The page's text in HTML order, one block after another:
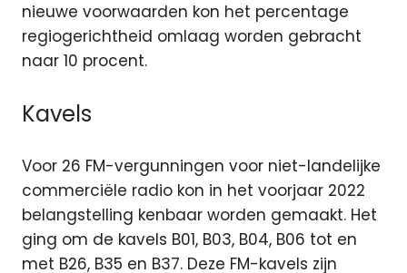
nieuwe voorwaarden kon het percentage
regiogerichtheid omlaag worden gebracht
naar 10 procent.
Kavels
Voor 26 FM-vergunningen voor niet-landelijke
commerciële radio kon in het voorjaar 2022
belangstelling kenbaar worden gemaakt. Het
ging om de kavels B01, B03, B04, B06 tot en
met B26, B35 en B37. Deze FM-kavels zijn